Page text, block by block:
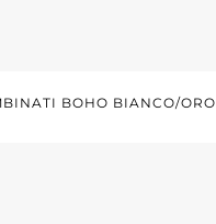
BOHO BIANCO/ORO